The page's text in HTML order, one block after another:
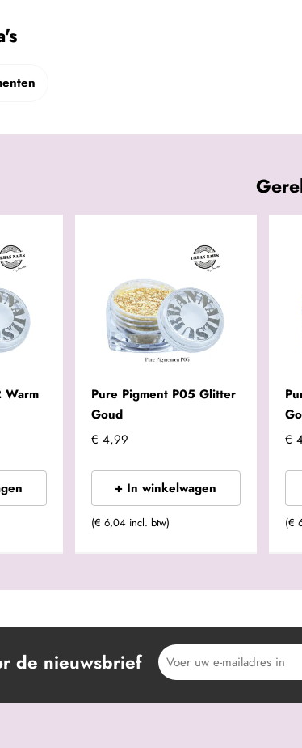
Warm
Pure Pigment P05 Glitter
Goud
€ 4,99
+ In winkelwagen
(€ 6,04 incl. btw)
€
(€
de nieuwsbrief